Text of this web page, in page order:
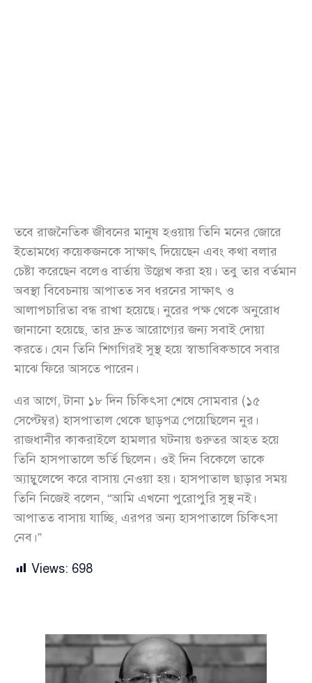
তবে রাজনৈতিক জীবনের মানুষ হওয়ায় তিনি মনের জোরে
ইতোমধ্যে কয়েকজনকে সাক্ষাৎ দিয়েছেন এবং কথা বলার
চেষ্টা করেছেন বলেও বার্তায় উল্লেখ করা হয়। তবু তার বর্তমান
অবস্থা বিবেচনায় আপাতত সব ধরনের সাক্ষাৎ ও
আলাপচারিতা বন্ধ রাখা হয়েছে। নুরের পক্ষ থেকে অনুরোধ
জানানো হয়েছে, তার দ্রুত আরোগ্যের জন্য সবাই দোয়া
করতে। যেন তিনি শিগগিরই সুস্থ হয়ে স্বাভাবিকভাবে সবার
মাঝে ফিরে আসতে পারেন।
এর আগে, টানা ১৮ দিন চিকিৎসা শেষে সোমবার (১৫
সেপ্টেম্বর) হাসপাতাল থেকে ছাড়পত্র পেয়েছিলেন নুর।
রাজধানীর কাকরাইলে হামলার ঘটনায় গুরুতর আহত হয়ে
তিনি হাসপাতালে ভর্তি ছিলেন। ওই দিন বিকেলে তাকে
অ্যাম্বুলেন্সে করে বাসায় নেওয়া হয়। হাসপাতাল ছাড়ার সময়
তিনি নিজেই বলেন, “আমি এখনো পুরোপুরি সুস্থ নই।
আপাতত বাসায় যাচ্ছি, এরপর অন্য হাসপাতালে চিকিৎসা
নেব।”
Views: 698